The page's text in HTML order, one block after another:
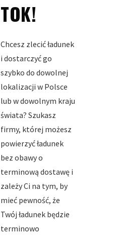
TOK!
Chcesz zlecić ładunek
i dostarczyć go
szybko do dowolnej
lokalizacji w Polsce
lub w dowolnym kraju
świata? Szukasz
firmy, której możesz
powierzyć ładunek
bez obawy o
terminową dostawę i
zależy Ci na tym, by
mieć pewność, że
Twój ładunek będzie
terminowo